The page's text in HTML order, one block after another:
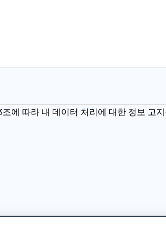
따라 내 데이터 처리에 대한 정보 고